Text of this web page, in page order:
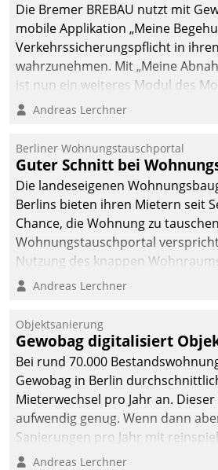
Die Bremer BREBAU nutzt mit
mobile Applikation „Meine
Verkehrssicherungspflicht in
wahrzunehmen. Mit „Meine
ist nun ein weiteres Modul des
Einsatz.
Andreas Lerchner
Berliner Wohnungstauschportal
Guter Schnitt bei
Die landeseigenen
Berlins bieten ihren Mietern seit
Chance, die Wohnung zu
Wohnungstauschportal
Nutzung des knappen
Anwendungsfall für Datatrains
Unternehmen.
Andreas Lerchner
Objektsanierung
Gewobag digitalisiert
Bei rund 70.000
Gewobag in Berlin
Mieterwechsel pro Jahr an.
aufwendig genug. Wenn dann
Sanierungen pro Jahr mit
Betreuungs- und
Andreas Lerchner